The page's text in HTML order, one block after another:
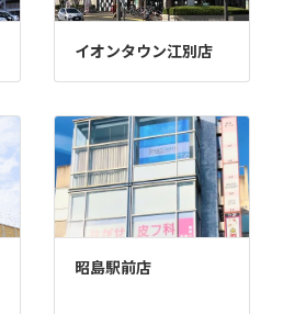
イオンタウン江別店
昭島駅前店